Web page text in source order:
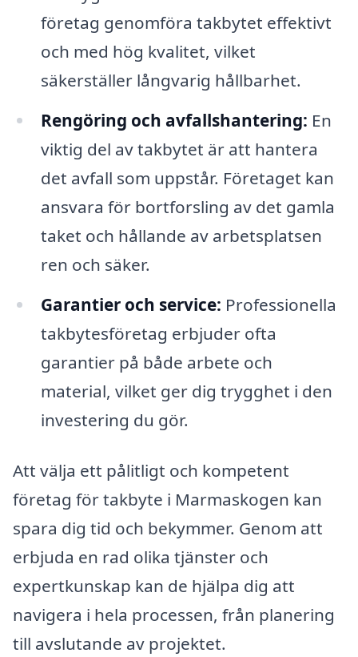
företag genomföra takbytet effektivt
och med hög kvalitet, vilket
säkerställer långvarig hållbarhet.
Rengöring och avfallshantering: En
viktig del av takbytet är att hantera
det avfall som uppstår. Företaget kan
ansvara för bortforsling av det gamla
taket och hållande av arbetsplatsen
ren och säker.
Garantier och service: Professionella
takbytesföretag erbjuder ofta
garantier på både arbete och
material, vilket ger dig trygghet i den
investering du gör.
Att välja ett pålitligt och kompetent
företag för takbyte i Marmaskogen kan
spara dig tid och bekymmer. Genom att
erbjuda en rad olika tjänster och
expertkunskap kan de hjälpa dig att
navigera i hela processen, från planering
till avslutande av projektet.